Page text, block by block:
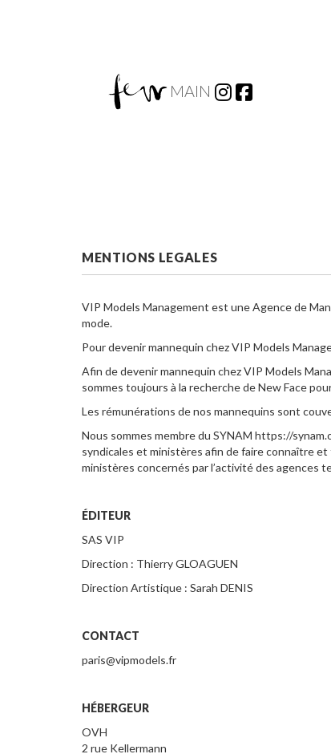
MAIN
MENTIONS LEGALES
VIP Models Management est une Agence de
mode.
Pour devenir mannequin chez VIP Models
Afin de devenir mannequin chez VIP Models
sommes toujours à la recherche de New Face
Les rémunérations de nos mannequins sont
Nous sommes membre du SYNAM https://
syndicales et ministères afin de faire connaître
ministères concernés par l’activité des agences
ÉDITEUR
SAS VIP
Direction : Thierry GLOAGUEN
Direction Artistique : Sarah DENIS
CONTACT
paris@vipmodels.fr
HÉBERGEUR
OVH
2 rue Kellermann